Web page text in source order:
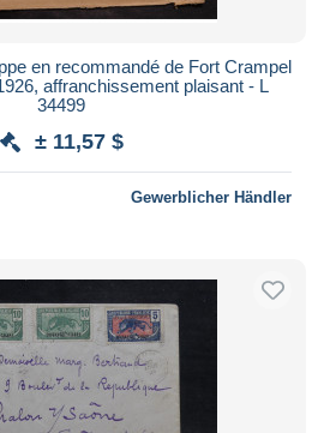
en recommandé de Fort Crampel
affranchissement plaisant - L
34499
± 11,57 $
Gewerblicher Händler